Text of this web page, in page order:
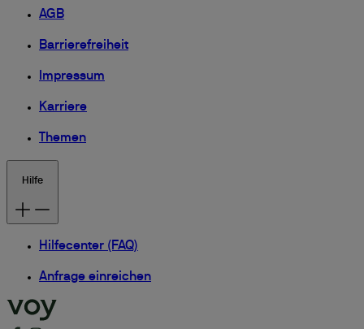
AGB
Barrierefreiheit
Impressum
Karriere
Themen
Hilfe
Hilfecenter (FAQ)
Anfrage einreichen